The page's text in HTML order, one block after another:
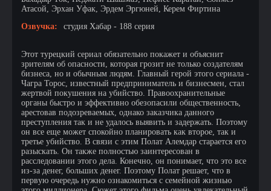
Атасой, Эрхан Уфак, Эрдем Эргюней, Керем Фиртина
Озвучка:
студия Хабар - 188 серия
Этот турецкий сериал обязательно покажет и объяснит
зрителям об опасности, которая грозит не только создателям
бизнеса, но и обычным людям. Главный герой этого сериала -
Чагра Торос, известный предприниматель и бизнесмен, стал
жертвой покушения на убийство. Правоохранительные
органы быстро и эффективно обезопасили общественность,
арестовав подозреваемых, однако заказчика данного
преступления так и не удалось выявить и задержать. Поэтому
он все еще может спокойно планировать как второе, так и
третье убийство. В связи с этим Полат Алемдар старается его
разыскать. Он также полностью заинтересован в
расследовании этого дела. Конечно, он понимает, что это все
из-за денег, больших денег. Поэтому Полат решает, что в
первую очередь нужно ознакомиться с семейной жизнью